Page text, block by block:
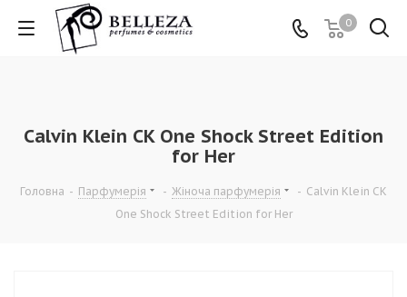
0
Calvin Klein CK One Shock Street Edition
for Her
Головна - Парфумерія - Жіноча парфумерія - Calvin Klein CK
One Shock Street Edition for Her